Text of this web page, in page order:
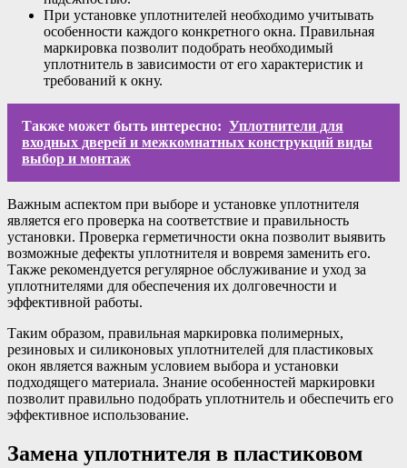
При установке уплотнителей необходимо учитывать
особенности каждого конкретного окна. Правильная
маркировка позволит подобрать необходимый
уплотнитель в зависимости от его характеристик и
требований к окну.
Также может быть интересно: Уплотнители для
входных дверей и межкомнатных конструкций виды
выбор и монтаж
Важным аспектом при выборе и установке уплотнителя
является его проверка на соответствие и правильность
установки. Проверка герметичности окна позволит выявить
возможные дефекты уплотнителя и вовремя заменить его.
Также рекомендуется регулярное обслуживание и уход за
уплотнителями для обеспечения их долговечности и
эффективной работы.
Таким образом, правильная маркировка полимерных,
резиновых и силиконовых уплотнителей для пластиковых
окон является важным условием выбора и установки
подходящего материала. Знание особенностей маркировки
позволит правильно подобрать уплотнитель и обеспечить его
эффективное использование.
Замена уплотнителя в пластиковом